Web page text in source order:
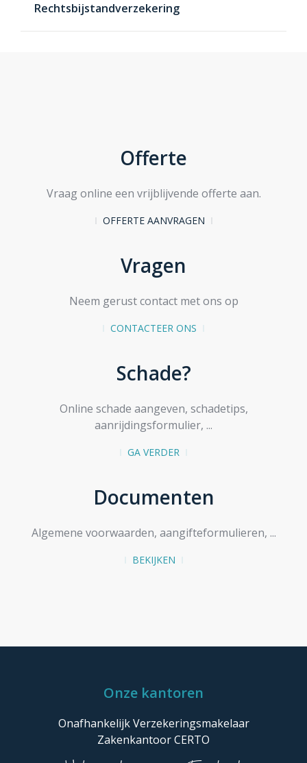
Rechtsbijstandverzekering
Offerte
Vraag online een vrijblijvende offerte aan.
OFFERTE AANVRAGEN
Vragen
Neem gerust contact met ons op
CONTACTEER ONS
Schade?
Online schade aangeven, schadetips,
aanrijdingsformulier, ...
GA VERDER
Documenten
Algemene voorwaarden, aangifteformulieren, ...
BEKIJKEN
Onze kantoren
Onafhankelijk Verzekeringsmakelaar
Zakenkantoor CERTO